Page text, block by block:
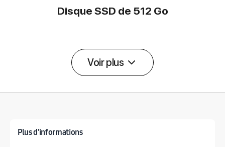
Disque SSD de 512 Go
Voir plus
Plus d'informations